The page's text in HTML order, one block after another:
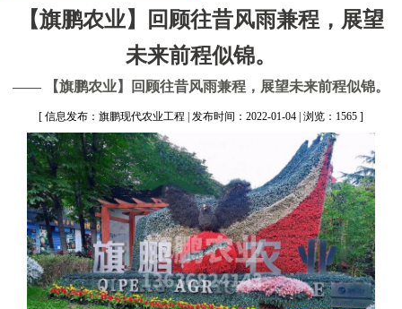
【旗鹏农业】回顾往昔风雨兼程，展望
未来前程似锦。
—— 【旗鹏农业】回顾往昔风雨兼程，展望未来前程似锦。
[ 信息发布：旗鹏现代农业工程 | 发布时间：2022-01-04 | 浏览：1565 ]